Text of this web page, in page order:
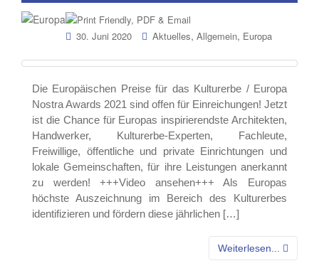
30. Juni 2020 Aktuelles, Allgemein, Europa
Die Europäischen Preise für das Kulturerbe / Europa
Nostra Awards 2021 sind offen für Einreichungen! Jetzt
ist die Chance für Europas inspirierendste Architekten,
Handwerker, Kulturerbe-Experten, Fachleute,
Freiwillige, öffentliche und private Einrichtungen und
lokale Gemeinschaften, für ihre Leistungen anerkannt
zu werden! +++Video ansehen+++ Als Europas
höchste Auszeichnung im Bereich des Kulturerbes
identifizieren und fördern diese jährlichen […]
Weiterlesen...